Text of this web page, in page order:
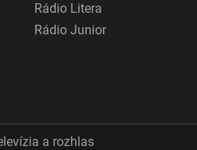
Rádio Litera
Rádio Junior
a rozhlas